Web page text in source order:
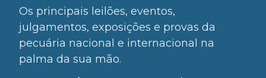
Os principais leilões, eventos,
julgamentos, exposições e provas da
pecuária nacional e internacional na
palma da sua mão.